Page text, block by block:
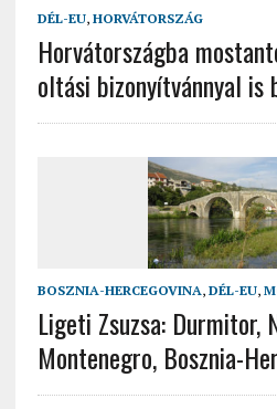
DÉL-EU, HORVÁTORSZÁG
Horvátországba
oltási bizonyítvánnyal is
BOSZNIA-HERCEGOVINA, DÉL-EU,
Ligeti Zsuzsa: Durmitor,
Montenegro, Bosznia-